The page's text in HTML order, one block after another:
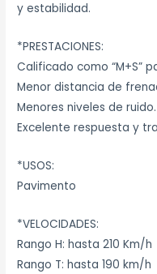
y estabilidad.
*PRESTACIONES:
Calificado como “M+S”
Menor distancia de
Menores niveles de ruido.
Excelente respuesta y
*USOS:
Pavimento
*VELOCIDADES:
Rango H: hasta 210 Km/h
Rango T: hasta 190 km/h